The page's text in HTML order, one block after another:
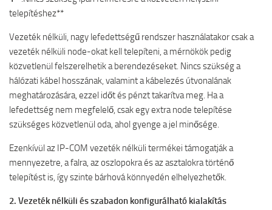
telepítéshez**
Vezeték nélküli, nagy lefedettségű rendszer használatakor csak a
vezeték nélküli node-okat kell telepíteni, a mérnökök pedig
közvetlenül felszerelhetik a berendezéseket. Nincs szükség a
hálózati kábel hosszának, valamint a kábelezés útvonalának
meghatározására, ezzel időt és pénzt takarítva meg. Ha a
lefedettség nem megfelelő, csak egy extra node telepítése
szükséges közvetlenül oda, ahol gyenge a jel minősége.
Ezenkívül az IP-COM vezeték nélküli termékei támogatják a
mennyezetre, a falra, az oszlopokra és az asztalokra történő
telepítést is, így szinte bárhová könnyedén elhelyezhetők.
2. Vezeték nélküli és szabadon konfigurálható kialakítás